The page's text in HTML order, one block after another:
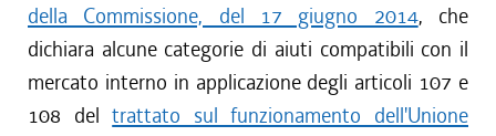
della Commissione, del 17 giugno 2014, che
dichiara alcune categorie di aiuti compatibili con il
mercato interno in applicazione degli articoli 107 e
108 deltrattato sul funzionamento dell'Unione